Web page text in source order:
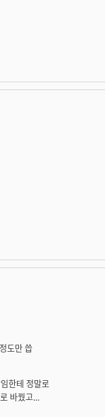
도만 씁
한테 정말로
바꿨고...